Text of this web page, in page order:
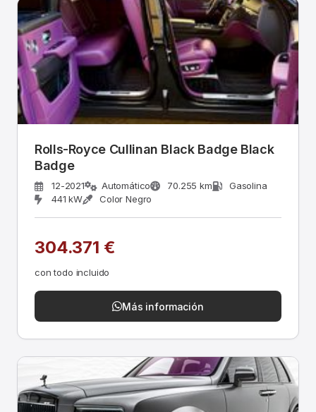
Rolls-Royce Cullinan Black Badge Black
Badge
12-2021 Automático 70.255 km
Gasolina
441 kW
Color Negro
304.371 €
con todo incluido
Más información